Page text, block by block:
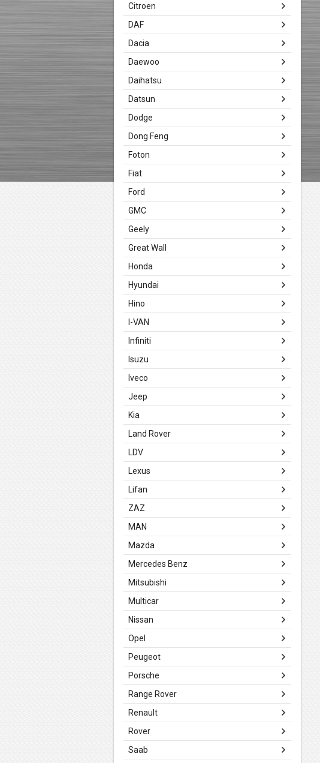
Citroen
DAF
Dacia
Daewoo
Daihatsu
Datsun
Dodge
Dong Feng
Foton
Fiat
Ford
GMC
Geely
Great Wall
Honda
Hyundai
Hino
I-VAN
Infiniti
Isuzu
Iveco
Jeep
Kia
Land Rover
LDV
Lexus
Lifan
ZAZ
MAN
Mazda
Mercedes Benz
Mitsubishi
Multicar
Nissan
Opel
Peugeot
Porsche
Range Rover
Renault
Rover
Saab